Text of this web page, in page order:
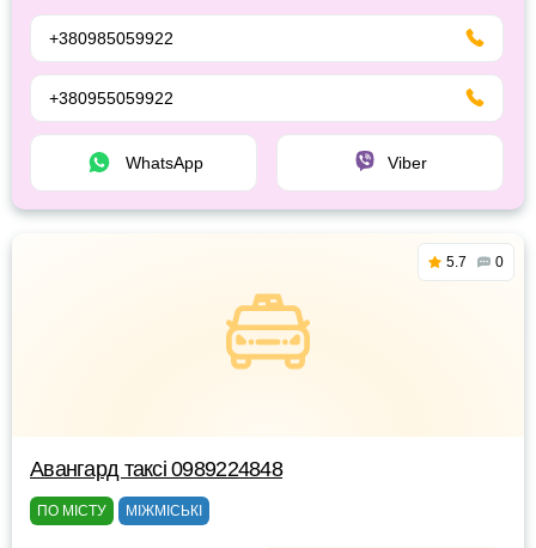
+380985059922
+380955059922
WhatsApp Viber
5.7 0
Авангард таксі 0989224848
ПО МІСТУ МІЖМІСЬКІ